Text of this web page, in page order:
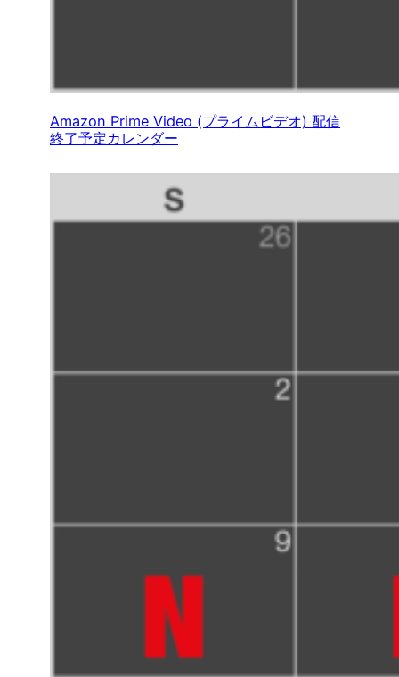
Amazon Prime Video (プライムビデオ) 配信
終了予定カレンダー